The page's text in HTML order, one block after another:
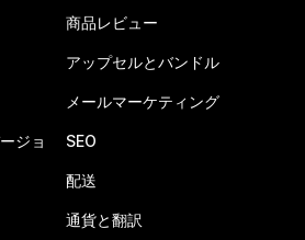
ジョ
商品レビュー
アップセルとバンドル
メールマーケティング
SEO
配送
通貨と翻訳